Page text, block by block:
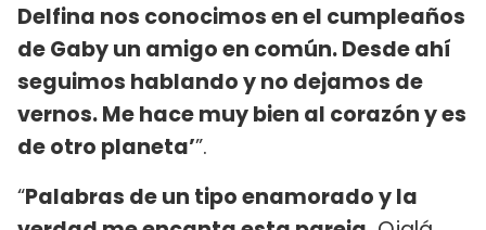
Delfina nos conocimos en el cumpleaños
de Gaby un amigo en común. Desde ahí
seguimos hablando y no dejamos de
vernos. Me hace muy bien al corazón y es
de otro planeta’”.
“Palabras de un tipo enamorado y la